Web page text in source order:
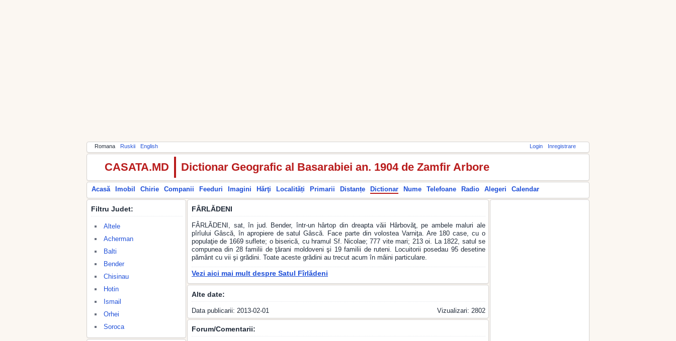
Romana Ruskii English Login Inregistrare
CASATA.MD Dictionar Geografic al Basarabiei an. 1904 de Zamfir Arbore
Acasă Imobil Chirie Companii Feeduri Imagini Hărţi Localități Primarii Distanțe Dictionar Nume Telefoane Radio Alegeri Calendar
Filtru Judet:
Altele
Acherman
Balti
Bender
Chisinau
Hotin
Ismail
Orhei
Soroca
FÂRLĂDENI
FÂRLĂDENI, sat, în jud. Bender, într-un hârtop din dreapta văii Hârbovăţ, pe ambele maluri ale
pîrîului Gâscă, în apropiere de satul Gâscă. Face parte din volostea Varniţa. Are 180 case, cu o
populaţie de 1669 suflete; o biserică, cu hramul Sf. Nicolae; 777 vite mari; 213 oi. La 1822, satul se
compunea din 28 familii de ţărani moldoveni şi 19 familii de ruteni. Locuitorii posedau 95 desetine
pământ cu vii şi grădini. Toate aceste grădini au trecut acum în mâini particulare.
Vezi aici mai mult despre Satul Fîrlădeni
Alte date:
Data publicarii: 2013-02-01 Vizualizari: 2802
Forum/Comentarii: